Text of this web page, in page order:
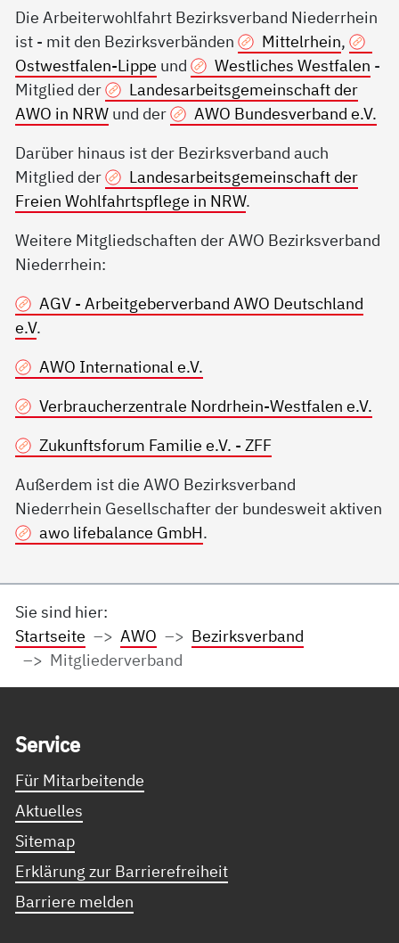
Die Arbeiterwohlfahrt Bezirksverband Niederrhein
ist - mit den Bezirksverbänden
Mittelrhein,
Ostwestfalen-Lippe und Westliches Westfalen -
Mitglied der
Landesarbeitsgemeinschaft der
AWO in NRW und der
AWO Bundesverband e.V.
Darüber hinaus ist der Bezirksverband auch
Mitglied der
Landesarbeitsgemeinschaft der
Freien Wohlfahrtspflege in NRW.
Weitere Mitgliedschaften der AWO Bezirksverband
Niederrhein:
AGV - Arbeitgeberverband AWO Deutschland
e.V.
AWO International e.V.
Verbraucherzentrale Nordrhein-Westfalen e.V.
Zukunftsforum Familie e.V. - ZFF
Außerdem ist die AWO Bezirksverband
Niederrhein Gesellschafter der bundesweit aktiven
awo lifebalance GmbH.
Sie sind hier:
Startseite
AWO
Bezirksverband
Mitgliederverband
Ser­vice
Für Mitarbeitende
Aktuelles
Sitemap
Erklärung zur Barrierefreiheit
Barriere melden